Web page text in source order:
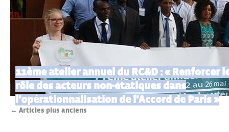
11ème atelier annuel du RC&D : « Renforcer
rôle des acteurs non-étatiques dans
l’opérationnalisation de l’Accord de Paris »
← Articles plus anciens